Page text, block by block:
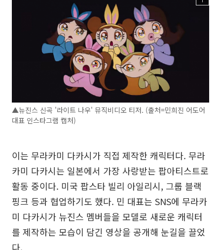
▲뉴진스 신곡 '라이트 나우' 뮤직비디오 티저. (출처=민희진 어도어
대표 인스타그램 캡처)
이는 무라카미 다카시가 직접 제작한 캐릭터다. 무라
카미 다카시는 일본에서 가장 사랑받는 팝아티스트로
활동 중이다. 미국 팝스타 빌리 아일리시, 그룹 블랙
핑크 등과 협업하기도 했다. 민 대표는 SNS에 무라카
미 다카시가 뉴진스 멤버들을 모델로 새로운 캐릭터
를 제작하는 모습이 담긴 영상을 공개해 눈길을 끌었
다.